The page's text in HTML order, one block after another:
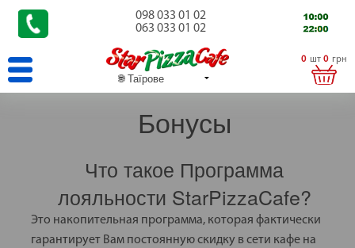
098 033 01 02
063 033 01 02
0 шт 0 грн
Бонусы
Что такое Программа
лояльности StarPizzaCafe?
Это накопительная программа, которая фактически
гарантирует Вам постоянную скидку в сети кафе на